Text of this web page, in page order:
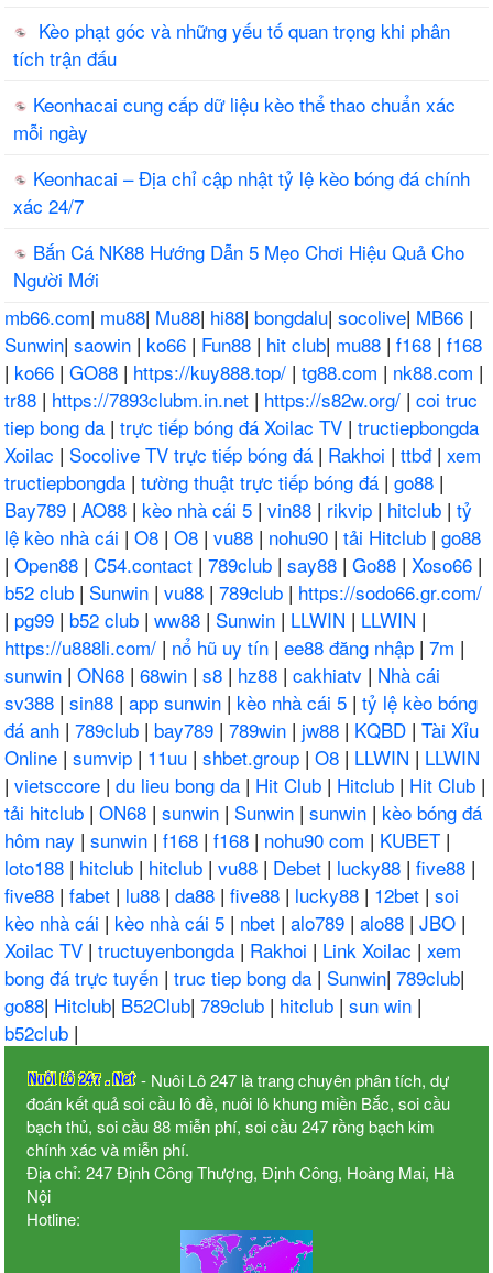
Kèo phạt góc và những yếu tố quan trọng khi phân
tích trận đấu
Keonhacai cung cấp dữ liệu kèo thể thao chuẩn xác
mỗi ngày
Keonhacai – Địa chỉ cập nhật tỷ lệ kèo bóng đá chính
xác 24/7
Bắn Cá NK88 Hướng Dẫn 5 Mẹo Chơi Hiệu Quả Cho
Người Mới
mb66.com| mu88| Mu88| hi88| bongdalu| socolive| MB66 |
Sunwin| saowin | ko66 | Fun88 | hit club| mu88 | f168 | f168
| ko66 | GO88 | https://kuy888.top/ | tg88.com | nk88.com |
tr88 | https://7893clubm.in.net | https://s82w.org/ | coi truc
tiep bong da | trực tiếp bóng đá Xoilac TV | tructiepbongda
Xoilac | Socolive TV trực tiếp bóng đá | Rakhoi | ttbđ | xem
tructiepbongda | tường thuật trực tiếp bóng đá | go88 |
Bay789 | AO88 | kèo nhà cái 5 | vin88 | rikvip | hitclub | tỷ
lệ kèo nhà cái | O8 | O8 | vu88 | nohu90 | tải Hitclub | go88
| Open88 | C54.contact | 789club | say88 | Go88 | Xoso66 |
b52 club | Sunwin | vu88 | 789club | https://sodo66.gr.com/
| pg99 | b52 club | ww88 | Sunwin | LLWIN | LLWIN |
https://u888li.com/ | nổ hũ uy tín | ee88 đăng nhập | 7m |
sunwin | ON68 | 68win | s8 | hz88 | cakhiatv | Nhà cái
sv388 | sin88 | app sunwin | kèo nhà cái 5 | tỷ lệ kèo bóng
đá anh | 789club | bay789 | 789win | jw88 | KQBD | Tài Xỉu
Online | sumvip | 11uu | shbet.group | O8 | LLWIN | LLWIN
| vietsccore | du lieu bong da | Hit Club | Hitclub | Hit Club |
tải hitclub | ON68 | sunwin | Sunwin | sunwin | kèo bóng đá
hôm nay | sunwin | f168 | f168 | nohu90 com | KUBET |
loto188 | hitclub | hitclub | vu88 | Debet | lucky88 | five88 |
five88 | fabet | lu88 | da88 | five88 | lucky88 | 12bet | soi
kèo nhà cái | kèo nhà cái 5 | nbet | alo789 | alo88 | JBO |
Xoilac TV | tructuyenbongda | Rakhoi | Link Xoilac | xem
bong đá trực tuyến | truc tiep bong da | Sunwin| 789club|
go88| Hitclub| B52Club| 789club | hitclub | sun win |
b52club |
- Nuôi Lô 247 là trang chuyên phân tích, dự
đoán kết quả soi cầu lô đề, nuôi lô khung miền Bắc, soi cầu
bạch thủ, soi cầu 88 miễn phí, soi cầu 247 rồng bạch kim
chính xác và miễn phí.
Địa chỉ: 247 Định Công Thượng, Định Công, Hoàng Mai, Hà
Nội
Hotline: